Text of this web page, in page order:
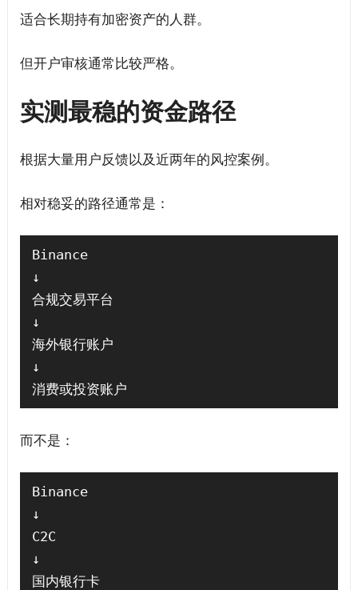
适合长期持有加密资产的人群。
但开户审核通常比较严格。
实测最稳的资金路径
根据大量用户反馈以及近两年的风控案例。
相对稳妥的路径通常是：
Binance
↓
合规交易平台
↓
海外银行账户
↓
而不是：
Binance
↓
C2C
↓
国内银行卡